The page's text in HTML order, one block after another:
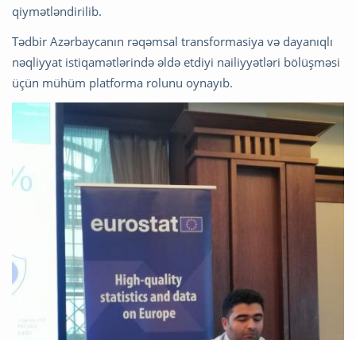
qiymətləndirilib.
Tədbir Azərbaycanın rəqəmsal transformasiya və dayanıqlı
nəqliyyat istiqamətlərində əldə etdiyi nailiyyətləri bölüşməsi
üçün mühüm platforma rolunu oynayıb.